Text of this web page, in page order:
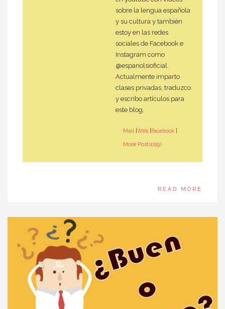
sobre la lengua española
y su cultura y también
estoy en las redes
sociales de Facebook e
Instagram como
@espanolsioficial.
Actualmente imparto
clases privadas, traduzco
y escribo artículos para
este blog.
Mail Web Facebook
More Posts(119)
READ MORE